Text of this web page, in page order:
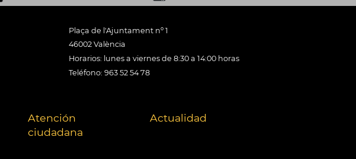
Plaça de l'Ajuntament nº 1
46002 València
Horarios: lunes a viernes de 8:30 a 14:00 horas
Teléfono: 963 52 54 78
Atención
ciudadana
Actualidad